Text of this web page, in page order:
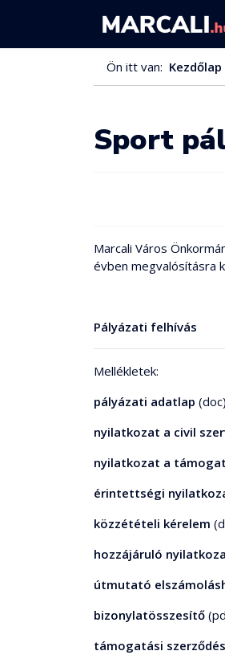
Ön itt van: Kezdőlap
Sport
Marcali Város
évben megvalósításra
Pályázati felhívás
Mellékletek:
pályázati adatlap (doc)
nyilatkozat a civil
nyilatkozat a
érintettségi
közzétételi kérelem
hozzájáruló
útmutató
bizonylatösszesítő
támogatási